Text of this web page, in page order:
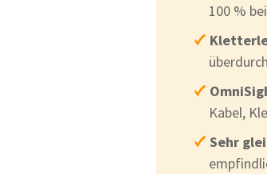
100 %
Kabel,
Sehr